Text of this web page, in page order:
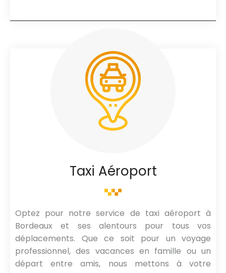
Taxi Aéroport
Optez pour notre service de taxi aéroport à
Bordeaux et ses alentours pour tous vos
déplacements. Que ce soit pour un voyage
professionnel, des vacances en famille ou un
départ entre amis, nous mettons à votre